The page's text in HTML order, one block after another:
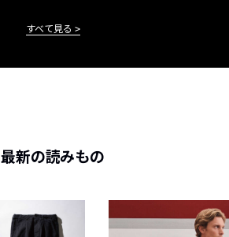
すべて見る
最新の読みもの